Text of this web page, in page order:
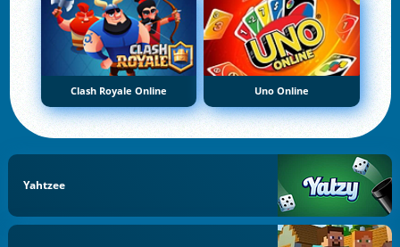
Clash Royale Online Uno Online
Yahtzee